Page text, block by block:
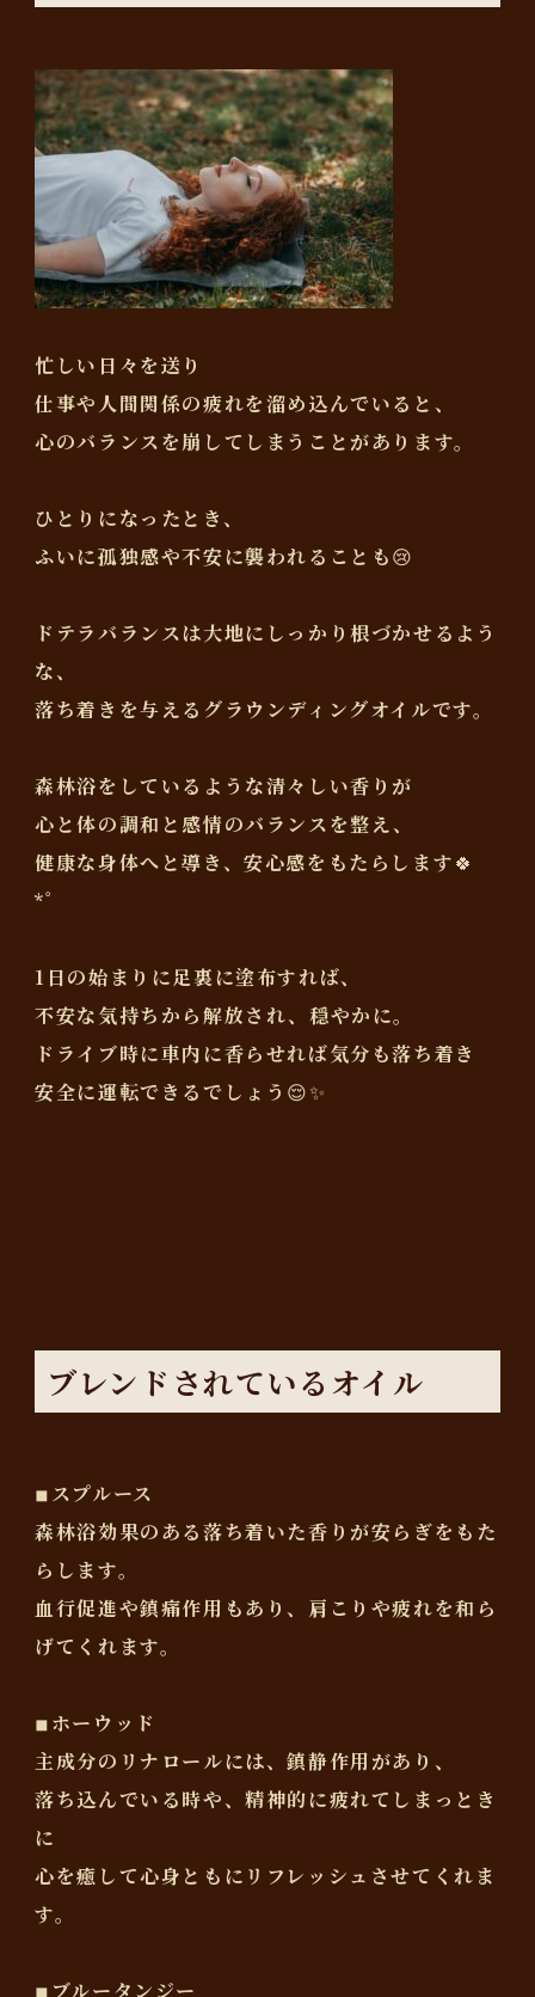
忙しい日々を送り
仕事や人間関係の疲れを溜め込んでいると、
心のバランスを崩してしまうことがあります。
ひとりになったとき、
ふいに孤独感や不安に襲われることも😢
ドテラバランスは大地にしっかり根づかせるよう
な、
落ち着きを与えるグラウンディングオイルです。
森林浴をしているような清々しい香りが
心と体の調和と感情のバランスを整え、
健康な身体へと導き、安心感をもたらします🍀
*゜
1日の始まりに足裏に塗布すれば、
不安な気持ちから解放され、穏やかに。
ドライブ時に車内に香らせれば気分も落ち着き
安全に運転できるでしょう😌✨️
ブレンドされているオイル
◾︎スプルース
森林浴効果のある落ち着いた香りが安らぎをもた
らします。
血行促進や鎮痛作用もあり、肩こりや疲れを和ら
げてくれます。
◾︎ホーウッド
主成分のリナロールには、鎮静作用があり、
落ち込んでいる時や、精神的に疲れてしまっとき
に
心を癒して心身ともにリフレッシュさせてくれま
す。
◾︎ブルータンジー